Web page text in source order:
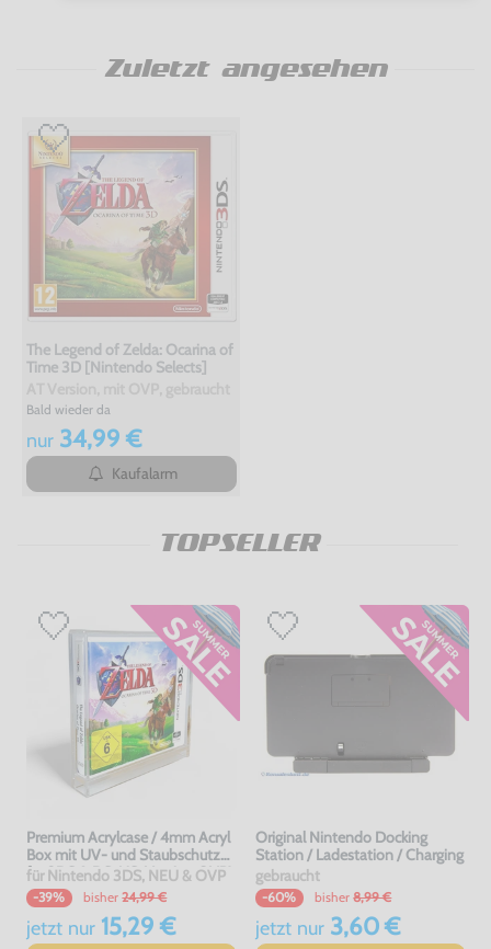
Zuletzt angesehen
The Legend of Zelda: Ocarina of
Time 3D [Nintendo Selects]
Bald wieder da
nur34,99 €
Kaufalarm
TOPSELLER
Premium Acrylcase / 4mm Acryl
Box mit UV- und Staubschutz
für 3DS & DS-US-Version OVP's
für Nintendo 3DS, NEU & OVP
-39% bisher 24,99 €
jetzt nur15,29 €
Original Nintendo Docking
Station / Ladestation / Charging
gebraucht
-60% bisher 8,99 €
jetzt nur3,60 €